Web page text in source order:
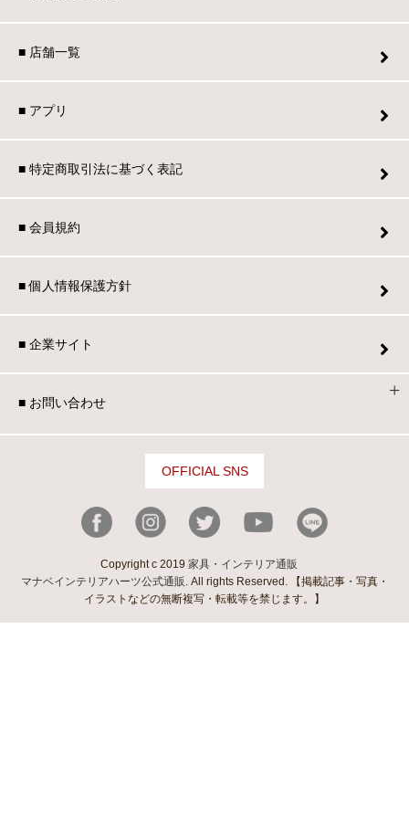
■ 店舗一覧
■ アプリ
■ 特定商取引法に基づく表記
■ 会員規約
■ 個人情報保護方針
■ 企業サイト
■ お問い合わせ
OFFICIAL SNS
Copyright c 2019 家具・インテリア通販
マナベインテリアハーツ公式通販 . All rights Reserved. 【掲載記事・写真・
イラストなどの無断複写・転載等を禁じます。】